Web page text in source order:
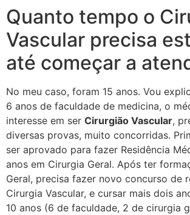
Quanto tempo o
Vascular precisa
até começar a
No meu caso, foram 15 anos. Vou
6 anos de faculdade de medicina, o
interesse em ser Cirurgião Vascular,
diversas provas, muito concorridas.
ser aprovado para fazer Residência
anos em Cirurgia Geral. Após ter
Geral, precisa fazer novo concurso de
Cirurgia Vascular, e cursar mais dois
10 anos (6 de faculdade, 2 de cirurgia